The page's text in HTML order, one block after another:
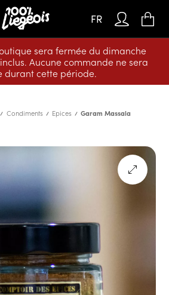
sera fermée du dimanche
Aucune commande ne sera
durant cette période.
FR
Condiments Epices Garam Massala